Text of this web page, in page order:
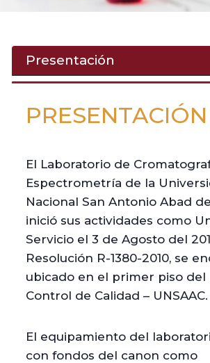
Presentación
PRESENTACIÓN
El Laboratorio de
Espectrometría de la
Nacional San Antonio Abad
inició sus actividades como
Servicio el 3 de Agosto del
Resolución R-1380-2010, se
ubicado en el primer piso del
Control de Calidad – UNSAAC.
El equipamiento del
con fondos del canon como